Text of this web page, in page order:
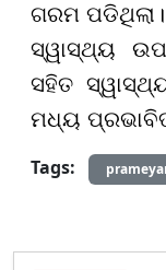
ଗରମ
ସ୍ୱାସ୍ଥ୍ୟ
ସହିତ
ମଧ୍ୟ
Tags: